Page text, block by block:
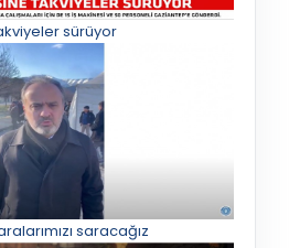
sürüyor
saracağız